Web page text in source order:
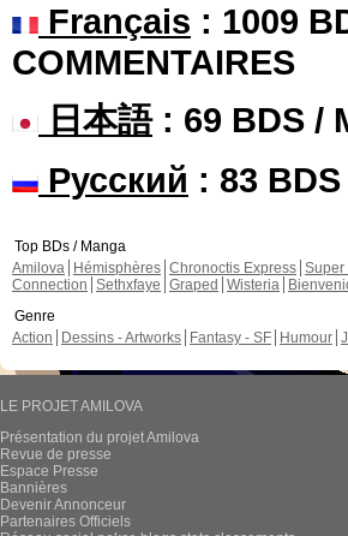
Français : 1009
COMMENTAIRES
日本語: 69 BDS /
Русский : 83
Top BDs / Manga
Amilova
Hémisphères Chronoctis Express Super
Connection Sethxfaye Graped Wisteria
Genre
Action
Dessins - Artworks Fantasy - SF Humour
LE PROJET AMILOVA
Présentation du projet Amilova
Revue de presse
Espace Presse
Bannières
Devenir Annonceur
Partenaires Officiels